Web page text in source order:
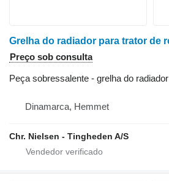
Preço sob consulta
Peça sobressalente - grelha do radiador
Dinamarca, Hemmet
Chr. Nielsen - Tingheden A/S